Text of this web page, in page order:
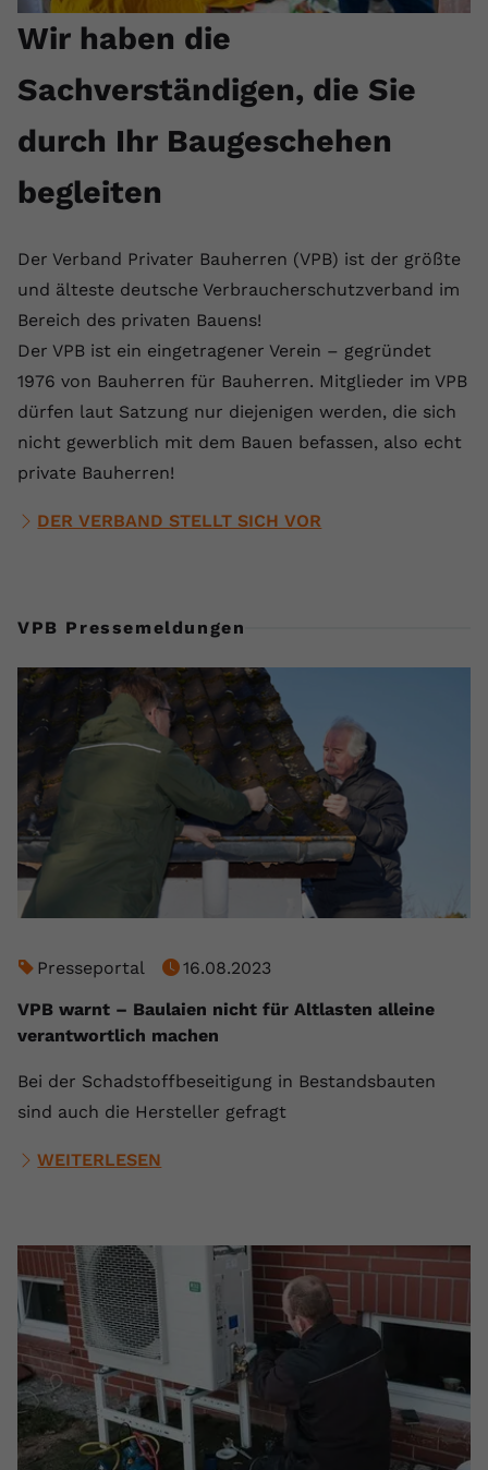
Wir haben die
Sachverständigen, die Sie
durch Ihr Baugeschehen
begleiten
Der Verband Privater Bauherren (VPB) ist der größte
und älteste deutsche Verbraucherschutzverband im
Bereich des privaten Bauens!
Der VPB ist ein eingetragener Verein – gegründet
1976 von Bauherren für Bauherren. Mitglieder im VPB
dürfen laut Satzung nur diejenigen werden, die sich
nicht gewerblich mit dem Bauen befassen, also echt
private Bauherren!
DER VERBAND STELLT SICH VOR
VPB Pressemeldungen
Presseportal
16.08.2023
VPB warnt – Baulaien nicht für Altlasten alleine
verantwortlich machen
Bei der Schadstoffbeseitigung in Bestandsbauten
sind auch die Hersteller gefragt
WEITERLESEN